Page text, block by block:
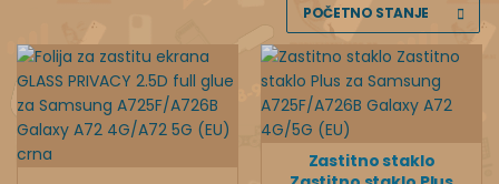
Zastitno staklo